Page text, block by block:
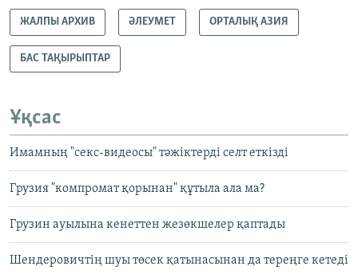
ЖАЛПЫ АРХИВ ӘЛЕУМЕТ ОРТАЛЫҚ АЗИЯ
БАС ТАҚЫРЫПТАР
Ұқсас
Имамның "секс-видеосы" тәжіктерді селт еткізді
Грузия "компромат қорынан" құтыла ала ма?
Грузин ауылына кенеттен жезөкшелер қаптады
Шендеровичтің шуы төсек қатынасынан да тереңге кетеді